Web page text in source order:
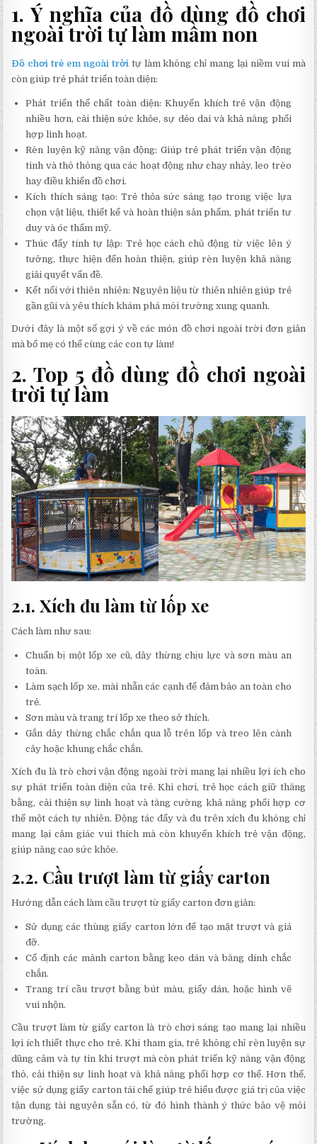
1. Ý nghĩa của đồ dùng đồ chơi
ngoài trời tự làm mầm non
Đồ chơi trẻ em ngoài trời tự làm không chỉ mang lại niềm vui mà
còn giúp trẻ phát triển toàn diện:
Phát triển thể chất toàn diện: Khuyến khích trẻ vận động
nhiều hơn, cải thiện sức khỏe, sự dẻo dai và khả năng phối
hợp linh hoạt.
Rèn luyện kỹ năng vận động: Giúp trẻ phát triển vận động
tinh và thô thông qua các hoạt động như chạy nhảy, leo trèo
hay điều khiển đồ chơi.
Kích thích sáng tạo: Trẻ thỏa sức sáng tạo trong việc lựa
chọn vật liệu, thiết kế và hoàn thiện sản phẩm, phát triển tư
duy và óc thẩm mỹ.
Thúc đẩy tính tự lập: Trẻ học cách chủ động từ việc lên ý
tưởng, thực hiện đến hoàn thiện, giúp rèn luyện khả năng
giải quyết vấn đề.
Kết nối với thiên nhiên: Nguyên liệu từ thiên nhiên giúp trẻ
gần gũi và yêu thích khám phá môi trường xung quanh.
Dưới đây là một số gợi ý về các món đồ chơi ngoài trời đơn giản
mà bố mẹ có thể cùng các con tự làm!
2. Top 5 đồ dùng đồ chơi ngoài
trời tự làm
2.1. Xích đu làm từ lốp xe
Cách làm như sau:
Chuẩn bị một lốp xe cũ, dây thừng chịu lực và sơn màu an
toàn.
Làm sạch lốp xe, mài nhẵn các cạnh để đảm bảo an toàn cho
trẻ.
Sơn màu và trang trí lốp xe theo sở thích.
Gắn dây thừng chắc chắn qua lỗ trên lốp và treo lên cành
cây hoặc khung chắc chắn.
Xích đu là trò chơi vận động ngoài trời mang lại nhiều lợi ích cho
sự phát triển toàn diện của trẻ. Khi chơi, trẻ học cách giữ thăng
bằng, cải thiện sự linh hoạt và tăng cường khả năng phối hợp cơ
thể một cách tự nhiên. Động tác đẩy và đu trên xích đu không chỉ
mang lại cảm giác vui thích mà còn khuyến khích trẻ vận động,
giúp nâng cao sức khỏe.
2.2. Cầu trượt làm từ giấy carton
Hướng dẫn cách làm cầu trượt từ giấy carton đơn giản:
Sử dụng các thùng giấy carton lớn để tạo mặt trượt và giá
đỡ.
Cố định các mảnh carton bằng keo dán và băng dính chắc
chắn.
Trang trí cầu trượt bằng bút màu, giấy dán, hoặc hình vẽ
vui nhộn.
Cầu trượt làm từ giấy carton là trò chơi sáng tạo mang lại nhiều
lợi ích thiết thực cho trẻ. Khi tham gia, trẻ không chỉ rèn luyện sự
dũng cảm và tự tin khi trượt mà còn phát triển kỹ năng vận động
thô, cải thiện sự linh hoạt và khả năng phối hợp cơ thể. Hơn thế,
việc sử dụng giấy carton tái chế giúp trẻ hiểu được giá trị của việc
tận dụng tài nguyên sẵn có, từ đó hình thành ý thức bảo vệ môi
trường.